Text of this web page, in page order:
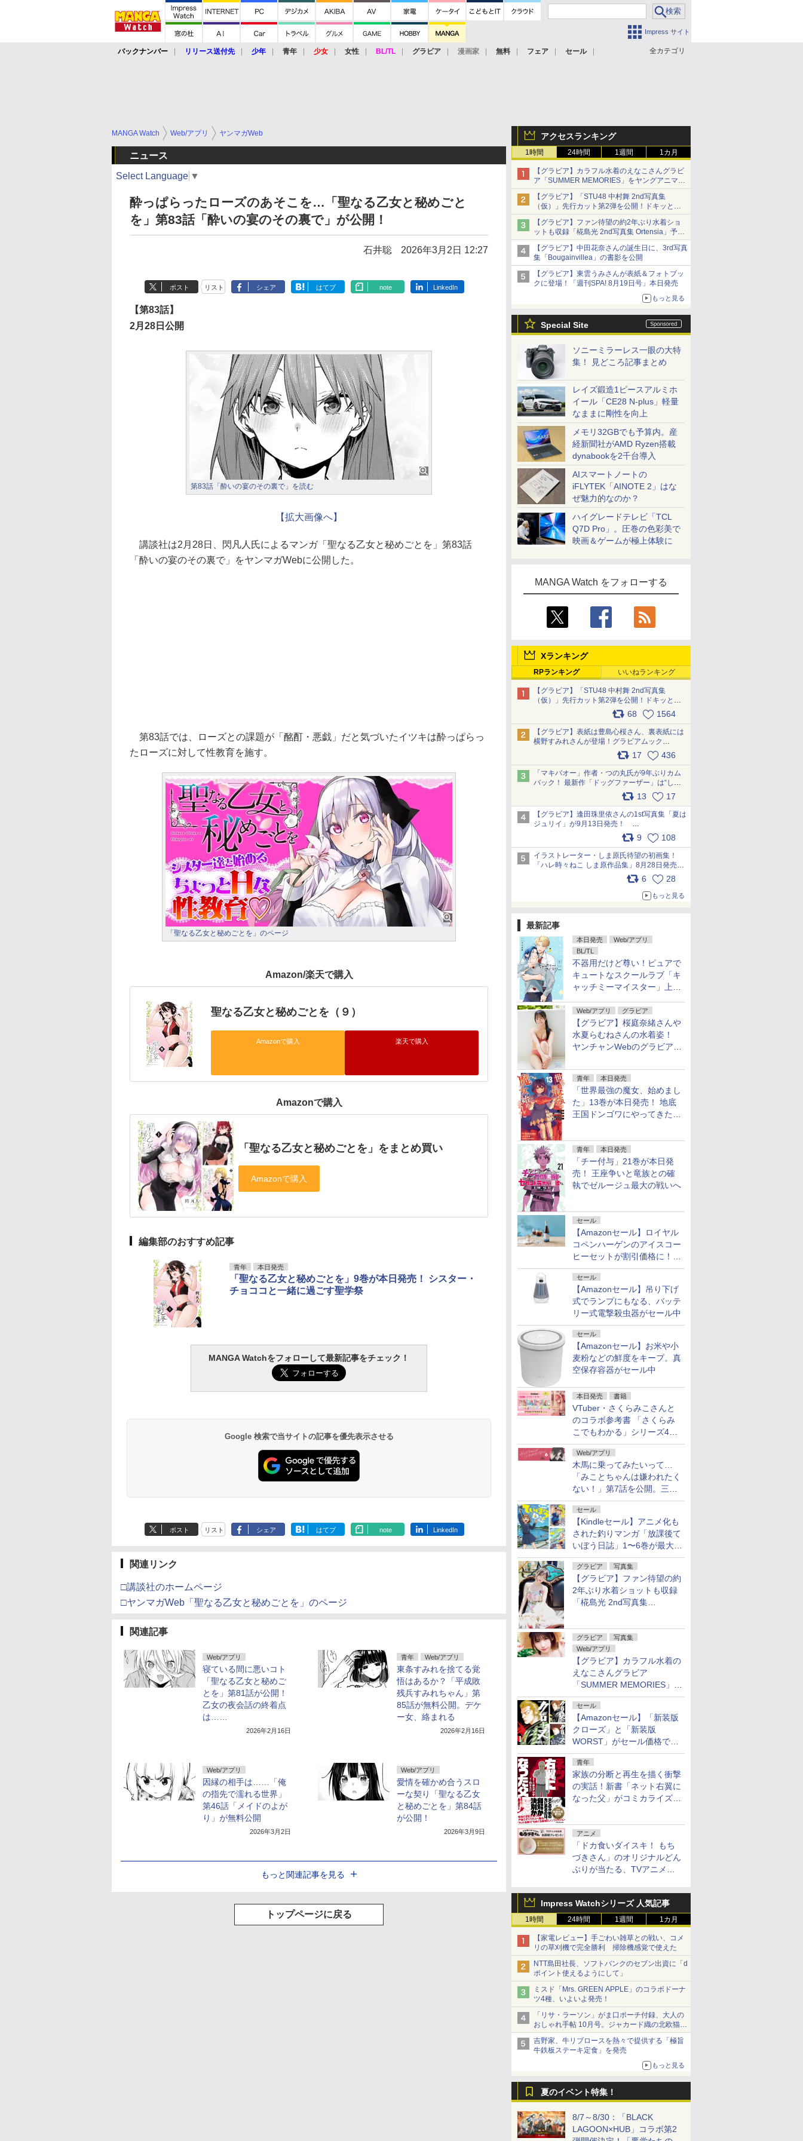
Impress サイト
全カテゴリ
バックナンバー リリース送付先 少年 青年 少女 女性 BL/TL グラビア 漫画家 無料 フェア セール
アクセスランキング
1時間 24時間 1週間 1カ月
【グラビア】カラフル水着のえなこさんグラビ
ア「SUMMER MEMORIES」をヤングアニマル
Webで公開中
【グラビア】「STU48 中村舞 2nd写真集
（仮）」先行カット第2弾を公開！ドキッとす
るランジェリーカットなど新たな挑戦
【グラビア】ファン待望の約2年ぶり水着ショ
ットも収録「椛島光 2nd写真集 Ortensia」予約
受付開始
10月30日発売
【グラビア】中田花奈さんの誕生日に、3rd写真
集「Bougainvillea」の書影を公開
【グラビア】東雲うみさんが表紙＆フォトブッ
クに登場！「週刊SPA! 8月19日号」本日発売
もっと見る
Special Site
ソニーミラーレス一眼の大特
集！ 見どころ記事まとめ
レイズ鍛造1ピースアルミホ
イール「CE28 N-plus」軽量
なままに剛性を向上
メモリ32GBでも予算内。産
経新聞社がAMD Ryzen搭載
dynabookを2千台導入
AIスマートノートの
iFLYTEK「AINOTE 2」はな
ぜ魅力的なのか？
ハイグレードテレビ「TCL
Q7D Pro」。圧巻の色彩美で
映画＆ゲームが極上体験に
MANGA Watch をフォローする
Xランキング
RPランキング いいねランキング
【グラビア】「STU48 中村舞 2nd写真集
（仮）」先行カット第2弾を公開！ドキッとす
るランジェリーカットなど新たな挑戦
68 1564
【グラビア】表紙は豊島心桜さん、裏表紙には
横野すみれさんが登場！グラビアムック
「PARADE」2026夏号が本日発売
17 436
「マキバオー」作者・つの丸氏が9年ぶりカム
バック！ 最新作「ドッグファーザー」は“しゃ
べらない動物”とのリアルな暮らしを描く 「も
うこれ以上の幸せはない」……一緒に暮らす愛
犬たちへ… pic.x.com/hEr88DgVyD
13 17
【グラビア】逢田珠里依さんの1st写真集「夏は
ジュリイ」が9月13日発売！
9 108
イラストレーター・しま原氏待望の初画集！
「ハレ時々ねこ しま原作品集」8月28日発売
6 28
もっと見る
最新記事
本日発売
Web/アプリ
BL/TL
不器用だけど尊い！ピュアで
キュートなスクールラブ「キ
ャッチミーマイスター」上・
Web/アプリ グラビア
【グラビア】桜庭奈緒さんや
水夏らむねさんの水着姿！
ヤンチャンWebのグラビア公
青年 本日発売
「世界最強の魔女、始めまし
た」13巻が本日発売！ 地底
王国ドンゴワにやってきたロ
青年 本日発売
「チー付与」21巻が本日発
売！ 王座争いと竜族との確
執でゼルージュ最大の戦いへ
セール
【Amazonセール】ロイヤル
コペンハーゲンのアイスコー
ヒーセットが割引価格に！夏
のギフトに最適！
セール
【Amazonセール】吊り下げ
式でランプにもなる、バッテ
リー式電撃殺虫器がセール中
セール
【Amazonセール】お米や小
麦粉などの鮮度をキープ。真
空保存容器がセール中
本日発売 書籍
VTuber・さくらみこさんと
のコラボ参考書 「さくらみ
こでもわかる」シリーズ4冊
が本日発売！
Web/アプリ
木馬に乗ってみたいって…
「みことちゃんは嫌われたく
ない！」第7話を公開。三角
じゃない方か
セール
【Kindleセール】アニメ化も
された釣りマンガ「放課後て
いぼう日誌」1〜6巻が最大
50％オフのセール中！
グラビア 写真集
【グラビア】ファン待望の約
2年ぶり水着ショットも収録
「椛島光 2nd写真集
グラビア
写真集
Web/アプリ
【グラビア】カラフル水着の
えなこさんグラビア
「SUMMER MEMORIES」を
ヤングアニマルWebで公開中
セール
【Amazonセール】「新装版
クローズ」と「新装版
WORST」がセール価格で販
売中！
青年
家族の分断と再生を描く衝撃
の実話！新書「ネット右翼に
なった父」がコミカライズ。
アニメ
「ドカ食いダイスキ！ もち
づきさん」のオリジナルどん
ぶりが当たる、TVアニメ公
Impress Watchシリーズ 人気記事
1時間 24時間 1週間 1カ月
【家電レビュー】手ごわい雑草との戦い、コメ
リの草刈機で完全勝利 掃除機感覚で使えた
NTT島田社長、ソフトバンクのセブン出資に「d
ポイント使えるようにして」
ミスド「Mrs. GREEN APPLE」のコラボドーナ
ツ4種、いよいよ発売！
「リサ・ラーソン」がま口ポーチ付録、大人の
おしゃれ手帖 10月号。ジャカード織の北欧猫デ
ザイン
吉野家、牛リブロースを熱々で提供する「極旨
牛鉄板ステーキ定食」を発売
もっと見る
夏のイベント特集！
8/7～8/30：「BLACK
LAGOON×HUB」コラボ第2
MANGA Watch Web/アプリ ヤンマガWeb
ニュース
Select Language ▼
酔っぱらったローズのあそこを…「聖なる乙女と秘めごと
を」第83話「酔いの宴のその裏で」が公開！
石井聡 2026年3月2日 12:27
ポスト リスト シェア はてブ note LinkedIn
【第83話】
2月28日公開
第83話「酔いの宴のその裏で」を読む
【拡大画像へ】
講談社は2月28日、閃凡人氏によるマンガ「聖なる乙女と秘めごとを」第83話
「酔いの宴のその裏で」をヤンマガWebに公開した。
第83話では、ローズとの課題が「酩酊・悪戯」だと気づいたイツキは酔っぱらっ
たローズに対して性教育を施す。
「聖なる乙女と秘めごとを」のページ
Amazon/楽天で購入
聖なる乙女と秘めごとを（９）
Amazonで購入 楽天で購入
Amazonで購入
「聖なる乙女と秘めごとを」をまとめ買い
編集部のおすすめ記事
青年 本日発売
「聖なる乙女と秘めごとを」9巻が本日発売！ シスター・
チョココと一緒に過ごす聖学祭
MANGA Watchをフォローして最新記事をチェック！
Google 検索で当サイトの記事を優先表示させる
ポスト リスト シェア はてブ note LinkedIn
関連リンク
□講談社のホームページ
□ヤンマガWeb「聖なる乙女と秘めごとを」のページ
関連記事
Web/アプリ
寝ている間に悪いコト
「聖なる乙女と秘めご
とを」第81話が公開！
乙女の夜会話の終着点
は……
2026年2月16日
青年 Web/アプリ
東条すみれを捨てる覚
悟はあるか？「平成敗
残兵すみれちゃん」第
85話が無料公開。デケ
ー女、絡まれる
2026年2月16日
Web/アプリ
因縁の相手は……「俺
の指先で濡れる世界」
第46話「メイドのよが
り」が無料公開
2026年3月2日
Web/アプリ
愛情を確かめ合うスロ
ーな契り「聖なる乙女
と秘めごとを」第84話
が公開！
2026年3月9日
もっと関連記事を見る
トップページに戻る